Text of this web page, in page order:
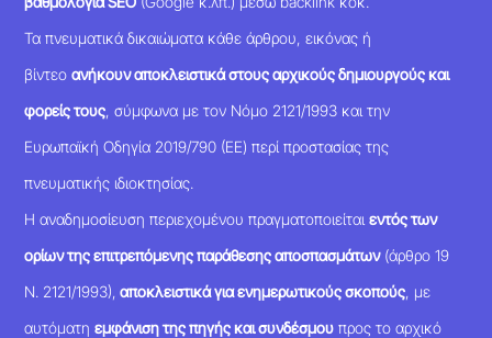
Τα πνευματικά δικαιώματα κάθε άρθρου, εικόνας ή
βίντεοανήκουν αποκλειστικά στους αρχικούς δημιουργούς και
φορείς τους , σύμφωνα με τον Νόμο 2121/1993 και την
Ευρωπαϊκή Οδηγία 2019/790 (ΕΕ) περί προστασίας της
πνευματικής ιδιοκτησίας.
Η αναδημοσίευση περιεχομένου πραγματοποιείταιεντός των
ορίων της επιτρεπόμενης παράθεσης αποσπασμάτων(άρθρο 19
Ν. 2121/1993), αποκλειστικά για ενημερωτικούς σκοπούς , με
αυτόματηεμφάνιση της πηγής και συνδέσμου προς το αρχικό